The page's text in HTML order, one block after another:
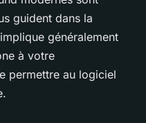
guident dans la
généralement
à votre
permettre au logiciel